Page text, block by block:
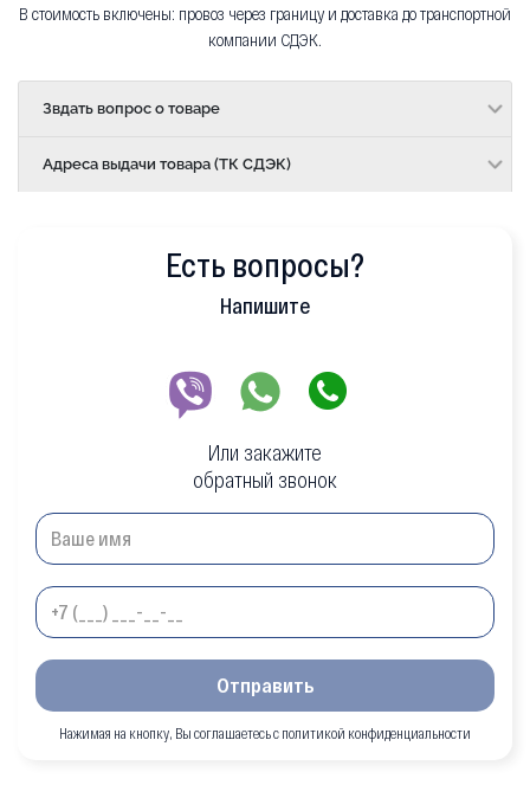
В стоимость включены: провоз через границу и доставка до транспортной
компании СДЭК.
Звдать вопрос о товаре
Адреса выдачи товара (ТК СДЭК)
Есть вопросы?
Напишите
Или закажите
обратный звонок
Отправить
Нажимая на кнопку, Вы соглашаетесь с политикой конфиденциальности